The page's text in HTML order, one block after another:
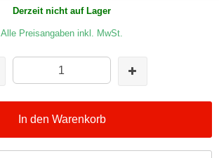
Derzeit nicht auf Lager
Alle Preisangaben inkl. MwSt.
In den Warenkorb